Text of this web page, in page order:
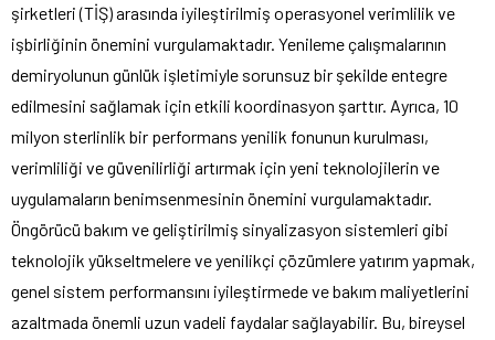
şirketleri (TİŞ) arasında iyileştirilmiş operasyonel verimlilik ve
işbirliğinin önemini vurgulamaktadır. Yenileme çalışmalarının
demiryolunun günlük işletimiyle sorunsuz bir şekilde entegre
edilmesini sağlamak için etkili koordinasyon şarttır. Ayrıca, 10
milyon sterlinlik bir performans yenilik fonunun kurulması,
verimliliği ve güvenilirliği artırmak için yeni teknolojilerin ve
uygulamaların benimsenmesinin önemini vurgulamaktadır.
Öngörücü bakım ve geliştirilmiş sinyalizasyon sistemleri gibi
teknolojik yükseltmelere ve yenilikçi çözümlere yatırım yapmak,
genel sistem performansını iyileştirmede ve bakım maliyetlerini
azaltmada önemli uzun vadeli faydalar sağlayabilir. Bu, bireysel